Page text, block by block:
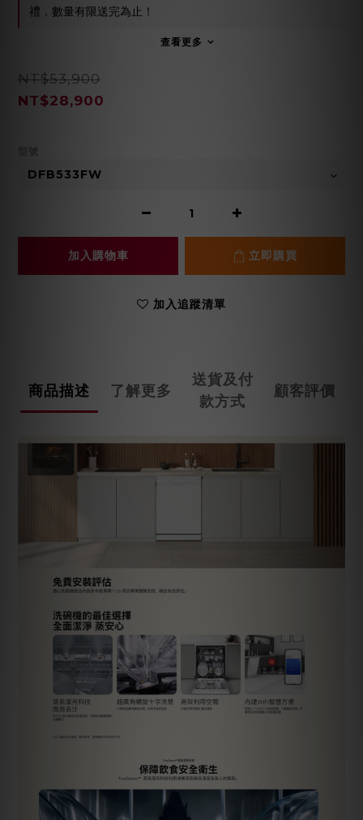
禮，數量有限送完為止！
查看更多
NT$53,900
NT$28,900
加入購物車 立即購買
加入追蹤清單
商品描述 了解更多
送貨及付
款方式
顧客評價